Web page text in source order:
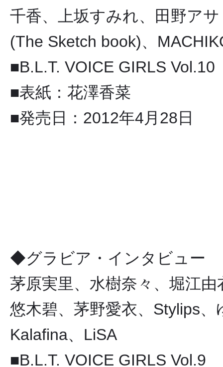
千香、上坂すみれ、田野ア
(The Sketch book)、
■B.L.T. VOICE GIRLS Vol.10
■表紙：花澤香菜
■発売日：2012年4月28日
◆グラビア・インタビュー
茅原実里、水樹奈々、堀江
悠木碧、茅野愛衣、Stylips
Kalafina、LiSA
■B.L.T. VOICE GIRLS Vol.9